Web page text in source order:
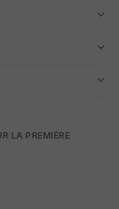
LA PREMIÈRE